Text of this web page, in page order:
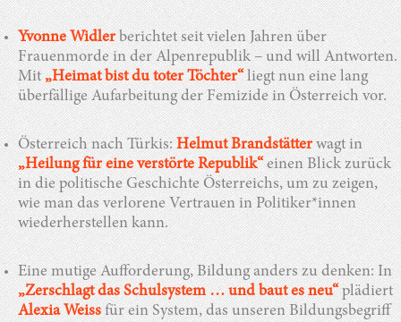
Yvonne Widler berichtet seit vielen Jahren über
Frauenmorde in der Alpenrepublik – und will Antworten.
Mit„Heimat bist du toter Töchter“liegt nun eine lang
überfällige Aufarbeitung der Femizide in Österreich vor.
Österreich nach Türkis:Helmut Brandstätter wagt in
„Heilung für eine verstörte Republik“einen Blick zurück
in die politische Geschichte Österreichs, um zu zeigen,
wie man das verlorene Vertrauen in Politiker*innen
wiederherstellen kann.
Eine mutige Aufforderung, Bildung anders zu denken: In
„Zerschlagt das Schulsystem … und baut es neu“plädiert
Alexia Weissfür ein System, das unseren Bildungsbegriff